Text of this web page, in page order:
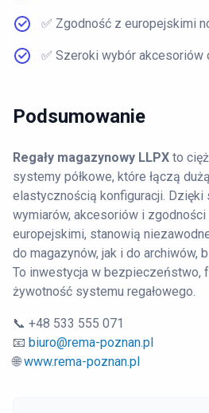
✅ Zgodność z europejskimi
✅ Szeroki wybór akcesoriów
Podsumowanie
Regały magazynowy LLPX to
systemy półkowe, które łączą
elastycznością konfiguracji. Dzięki
wymiarów, akcesoriów i zgodności
europejskimi, stanowią
do magazynów, jak i do archiwów,
To inwestycja w bezpieczeństwo,
żywotność systemu regałowego.
📞 +48 533 555 071
📧 biuro@rema-poznan.pl
🌐www.rema-poznan.pl